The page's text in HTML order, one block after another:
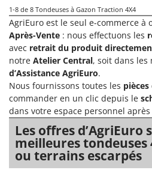
New O.M.R.A.
Nilfisk
Ninja
Novatec
Novital
NuAir
NuovaFac
O
Officine Savioli
Oliviero
1-8 de 8 Tondeuses à Gazon Traction 4X4
AgriEuro est le seul e-commerce
Après-Vente : nous effectuons les
avec retrait du produit
notre Atelier Central, soit dans les
d’Assistance AgriEuro.
Nous fournissons toutes les pièces
commander en un clic depuis le
dans votre espace personnel
Les offres d’AgriEuro
meilleures tondeuses
ou terrains escarpés